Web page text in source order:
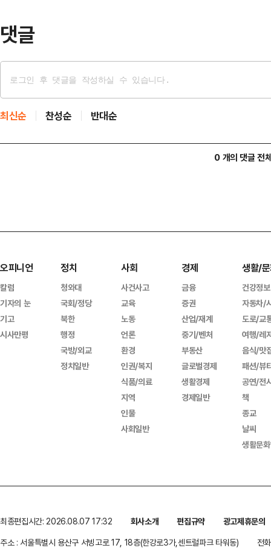
댓글
최신순 찬성순 반대순
0 개의 댓글 전
오피니언
칼럼
기자의 눈
기고
시사만평
정치
청와대
국회/정당
북한
행정
국방/외교
정치일반
사회
사건사고
교육
노동
언론
환경
인권/복지
식품/의료
지역
인물
사회일반
경제
금융
증권
산업/재계
중기/벤처
부동산
글로벌경제
생활경제
경제일반
생활/
건강정보
자동차/
도로/교
여행/레
음식/맛
패션/뷰
공연/전
책
종교
날씨
생활문
최종편집시간: 2026.08.07 17:32 회사소개 편집규약
광고제휴문의
주소 : 서울특별시 용산구 서빙고로 17, 18층(한강로3가,센트럴파크 타워동)
전